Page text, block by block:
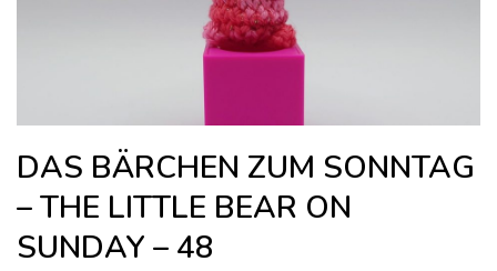
DAS BÄRCHEN ZUM SONNTAG
– THE LITTLE BEAR ON
SUNDAY – 48